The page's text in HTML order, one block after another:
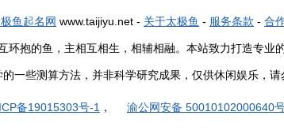
鱼起名网 www.taijiyu.net - 关于太极鱼 - 服务条款 - 合
环抱的鱼，主相互相生，相辅相融。本站致力打造专业
一些测算方法，并非科学研究成果，仅供休闲娱乐，请
备19015303号-1 ， 渝公网安备 50010102000640